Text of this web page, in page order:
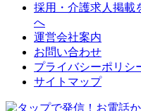
採用・介護求人掲載
へ
運営会社案内
お問い合わせ
プライバシーポリシ
サイトマップ